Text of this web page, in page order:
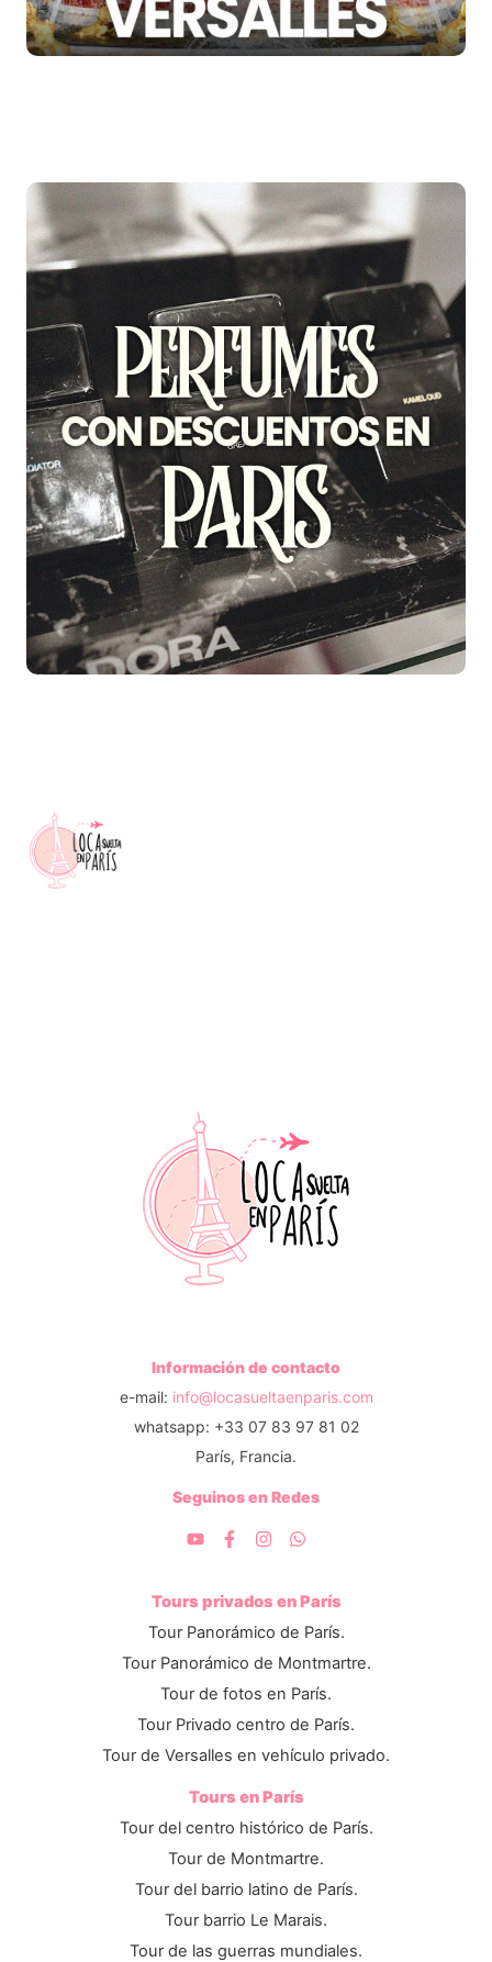
Información de contacto
e-mail: info@locasueltaenparis.com
whatsapp: +33 07 83 97 81 02
París, Francia.
Seguinos en Redes
Tours privados en París
Tour Panorámico de París.
Tour Panorámico de Montmartre.
Tour de fotos en París.
Tour Privado centro de París.
Tour de Versalles en vehículo privado.
Tours en París
Tour del centro histórico de París.
Tour de Montmartre.
Tour del barrio latino de París.
Tour barrio Le Marais.
Tour de las guerras mundiales.